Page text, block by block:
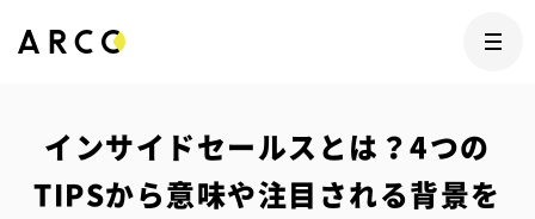
インサイドセールスとは？4つの
TIPSから意味や注目される背景を